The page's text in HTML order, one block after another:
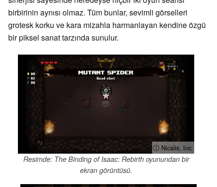
birbirinin aynısı olmaz. Tüm bunlar, sevimli görselleri
grotesk korku ve kara mizahla harmanlayan kendine özgü
bir piksel sanat tarzında sunulur.
ⓘ Nicalis, Inc.
Resimde: The Binding of Isaac: Rebirth oyunundan bir
ekran görüntüsü.